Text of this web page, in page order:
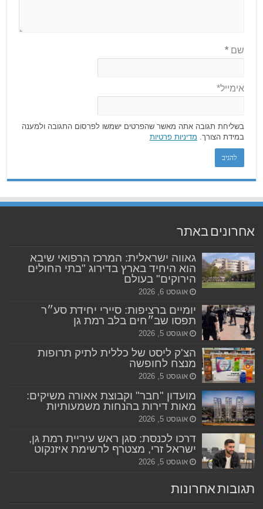
שם*
אימייל*
בשליחת תגובה אתה מאשר שהפרטים ישמשו לפרסום התגובה ולמענה
במידת הצורך. מדיניות פרטיות
אחרונים באתר
גאווה ישראלית: המרכז הרפואי שיבא
הוא היחיד בארץ בדירוג "בתי החולים
הירוקים" בעולם
אוגוסט 6, 2026
יומיים ברציפות: סיירי יחידת סע״ר
תפסו שב״חים בלב רמת גן
אוגוסט 5, 2026
הצ'ק ליסט של כללית לתיק תרופות
מנצח לחופשה
אוגוסט 5, 2026
מועדון "חבר" וקבוצת אאורה משיקים:
מאות דירות בהנחות משמעותיות
אוגוסט 5, 2026
דרכו לכנסת: סגן ראש עיריית רמת גן,
ישראל זרי, מצטרף לרשימת איזנקוט
אוגוסט 5, 2026
תגובות אחרונות